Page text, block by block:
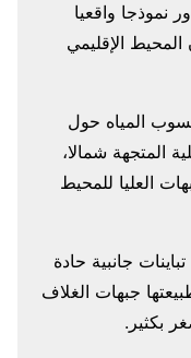
نموذجا واقعيا
الإقليمي
المياه حول
المتجهة شمالا،
العليا للمحيط
جانبية حادة
جبهات الغلاف
بكثير.